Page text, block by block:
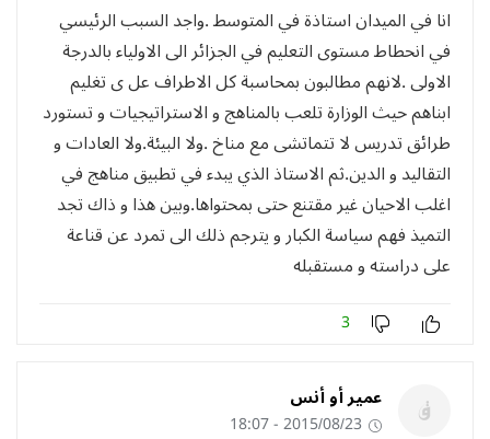
انا في الميدان استاذة في المتوسط .واجد السبب الرئيسي
في انحطاط مستوى التعليم في الجزائر الى الاولياء بالدرجة
الاولى .لانهم مطالبون بمحاسبة كل الاطراف عل ى تغليم
ابناهم حيث الوزارة تلعب بالمناهج و الاستراتيجيات و تستورد
طرائق تدريس لا تتماتشى مع مناخ .ولا البيئة.ولا العادات و
التقاليد و الدين.ثم الاستاذ الذي يبدء في تطبيق مناهج في
اغلب الاحيان غير مقتنع حتى بمحتواها.وبين هذا و ذاك تجد
التميذ فهم سياسة الكبار و يترجم ذلك الى تمرد عن قناعة
على دراسته و مستقبله
3
عمير أو أنس
2015/08/23 - 18:07